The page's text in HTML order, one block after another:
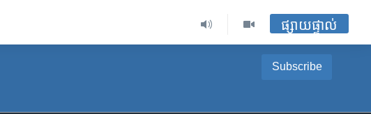
ផ្សាយផ្ទាល់
Subscribe